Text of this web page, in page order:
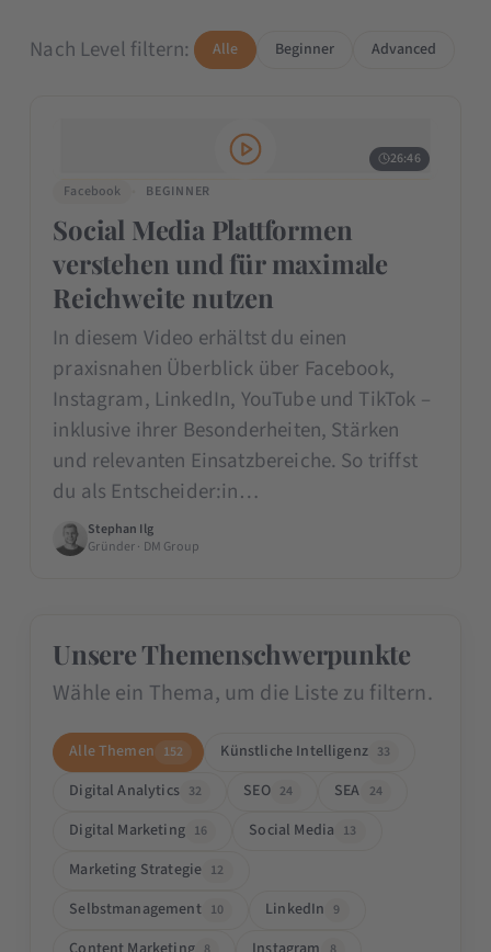
Nach Level filtern: Alle Beginner Advanced
26:46
Facebook
BEGINNER
Social Media Plattformen
verstehen und für maximale
Reichweite nutzen
In diesem Video erhältst du einen
praxisnahen Überblick über Facebook,
Instagram, LinkedIn, YouTube und TikTok –
inklusive ihrer Besonderheiten, Stärken
und relevanten Einsatzbereiche. So triffst
du als Entscheider:in…
Stephan Ilg
Gründer · DM Group
Unsere Themenschwerpunkte
Wähle ein Thema, um die Liste zu filtern.
Alle Themen 152 Künstliche Intelligenz 33
Digital Analytics 32 SEO 24 SEA 24
Digital Marketing 16 Social Media 13
Marketing Strategie 12
Selbstmanagement 10 LinkedIn 9